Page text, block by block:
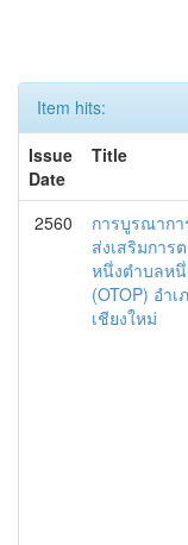
Item hits:
Issue
Date
Title
2560
การบูรณาก
ส่งเสริมกา
หนึ่งตำบลห
(OTOP) อำ
เชียงใหม่